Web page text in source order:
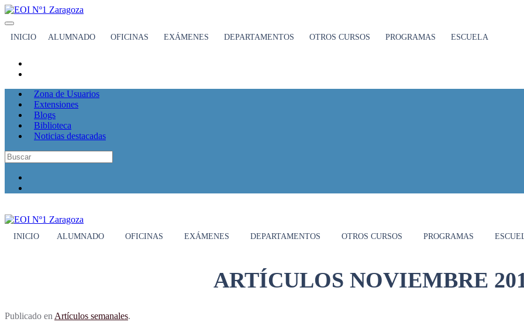
INICIO ALUMNADO OFICINAS EXÁMENES DEPARTAMENTOS OTROS CURSOS PROGRAMAS ESCUELA
Zona de Usuarios
Extensiones
Blogs
Biblioteca
Noticias destacadas
INICIO ALUMNADO OFICINAS EXÁMENES DEPARTAMENTOS OTROS CURSOS PROGRAMAS
ARTÍCULOS NOVIEMBRE
Publicado en Artículos semanales.